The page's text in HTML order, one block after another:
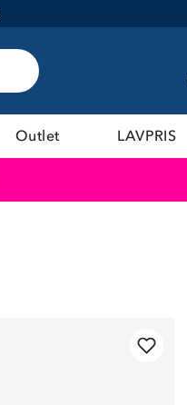
Outlet LAVPRIS